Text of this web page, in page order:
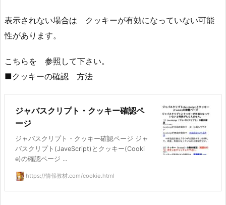
表示されない場合は クッキーが有効になっていない可能
性があります。
こちらを 参照して下さい。
■クッキーの確認 方法
ジャバスクリプト・クッキー確認ペ
ージ
ジャバスクリプト・クッキー確認ページ ジャ
バスクリプト(JaveScript)とクッキー(Cooki
e)の確認ページ ...
https://情報教材.com/cookie.html